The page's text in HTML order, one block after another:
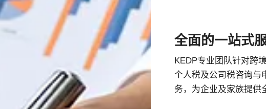
全面的一站式
KEDP专业团队针对跨
个人税及公司税咨询与
务，为企业及家族提供